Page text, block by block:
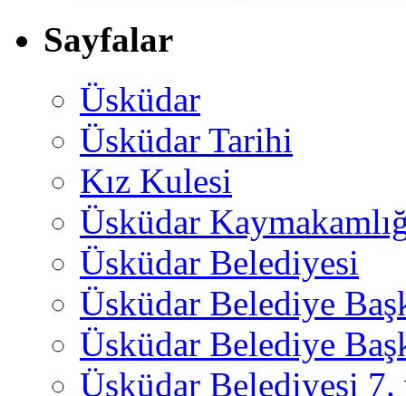
Sayfalar
Üsküdar
Üsküdar Tarihi
Kız Kulesi
Üsküdar
Üsküdar Belediyesi
Üsküdar Belediye
Üsküdar Belediye
Üsküdar Belediyesi